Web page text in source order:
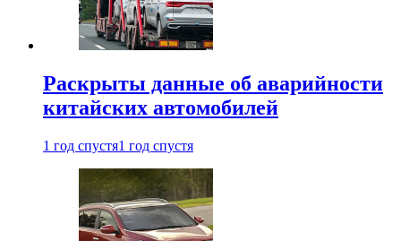
Раскрыты данные об аварийности
китайских автомобилей
1 год спустя1 год спустя